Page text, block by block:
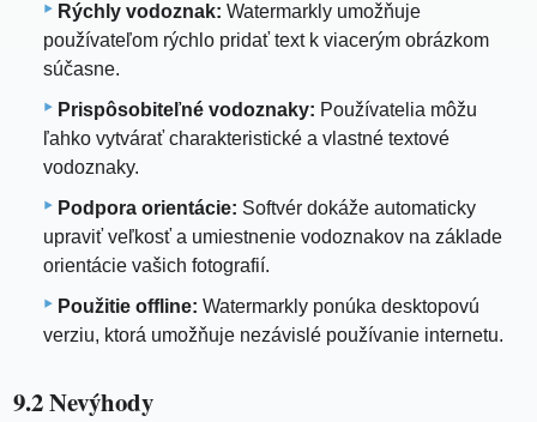
Rýchly vodoznak: Watermarkly umožňuje
používateľom rýchlo pridať text k viacerým obrázkom
súčasne.
Prispôsobiteľné vodoznaky: Používatelia môžu
ľahko vytvárať charakteristické a vlastné textové
vodoznaky.
Podpora orientácie: Softvér dokáže automaticky
upraviť veľkosť a umiestnenie vodoznakov na základe
orientácie vašich fotografií.
Použitie offline: Watermarkly ponúka desktopovú
verziu, ktorá umožňuje nezávislé používanie internetu.
9.2 Nevýhody